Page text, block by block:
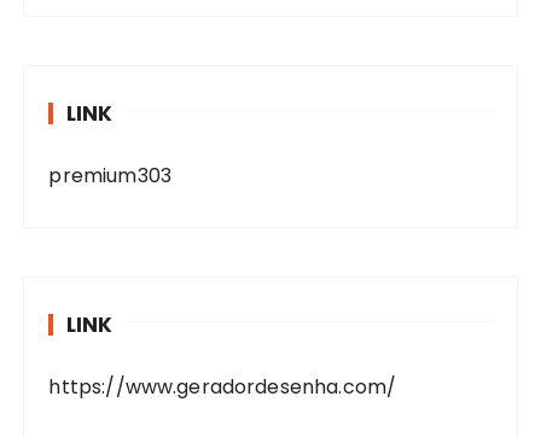
LINK
premium303
LINK
https://www.geradordesenha.com/